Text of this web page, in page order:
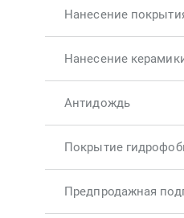
Нанесение
Нанесение
Антидождь
Покрытие
Предпродажная